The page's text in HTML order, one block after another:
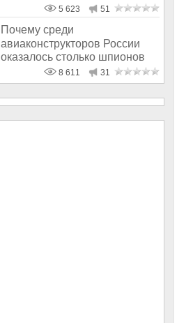
России в Мире
5 623 51
Почему среди
авиаконструкторов России
оказалось столько шпионов
8 611 31